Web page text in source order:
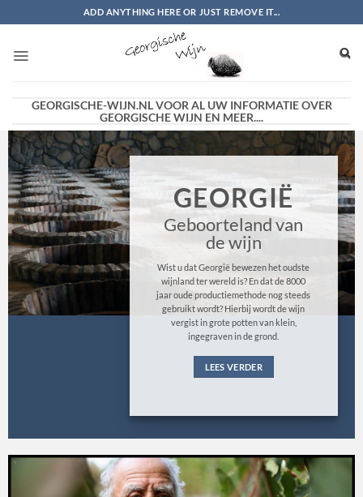
naar
ADD ANYTHING HERE OR JUST REMOVE IT...
GEORGISCHE-WIJN.NL VOOR AL UW INFORMATIE OVER
GEORGISCHE WIJN EN MEER....
GEORGIË
Geboorteland van
de wijn
Wist u dat Georgië bewezen het oudste
wijnland ter wereld is? En dat de 8000
jaar oude productiemethode nog steeds
gebruikt wordt? Hierbij wordt de wijn
vergist in grote potten van klein,
ingegraven in de grond.
LEES VERDER